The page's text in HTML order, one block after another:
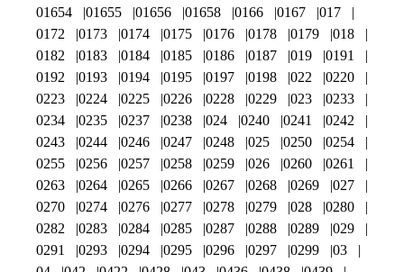
01654
01655 01656 01658 0166 0167
017
0172
0173 0174 0175 0176 0178 0179
018
0182
0183 0184 0185 0186 0187 019
0191
0192
0193 0194 0195 0197 0198 022
0220
0223
0224 0225 0226 0228 0229 023
0233
0234
0235 0237 0238 024 0240 0241
0242
0243
0244 0246 0247 0248 025 0250
0254
0255
0256 0257 0258 0259 026 0260
0261
0263
0264 0265 0266 0267 0268 0269
027
0270
0274 0276 0277 0278 0279 028
0280
0282
0283 0284 0285 0287 0288 0289
029
0291
0293 0294 0295 0296 0297 0299
03